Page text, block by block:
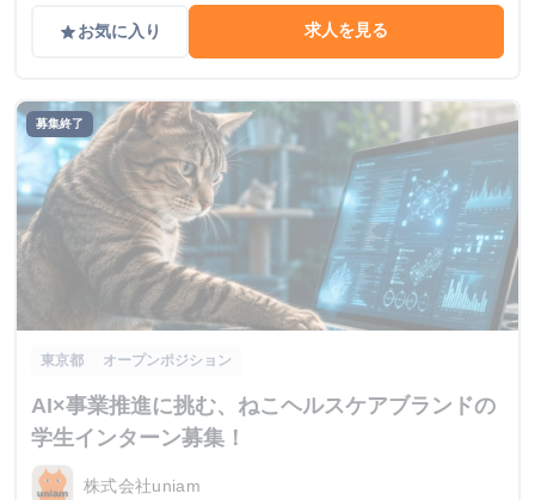
gradeお気に入り 求人を見る
募集終了
東京都 オープンポジション
AI×事業推進に挑む、ねこヘルスケアブランドの
学生インターン募集！
株式会社uniam